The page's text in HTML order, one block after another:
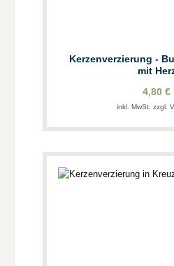
Kerzenverzierung -
mit
4,80 €
inkl. MwSt. zzgl.